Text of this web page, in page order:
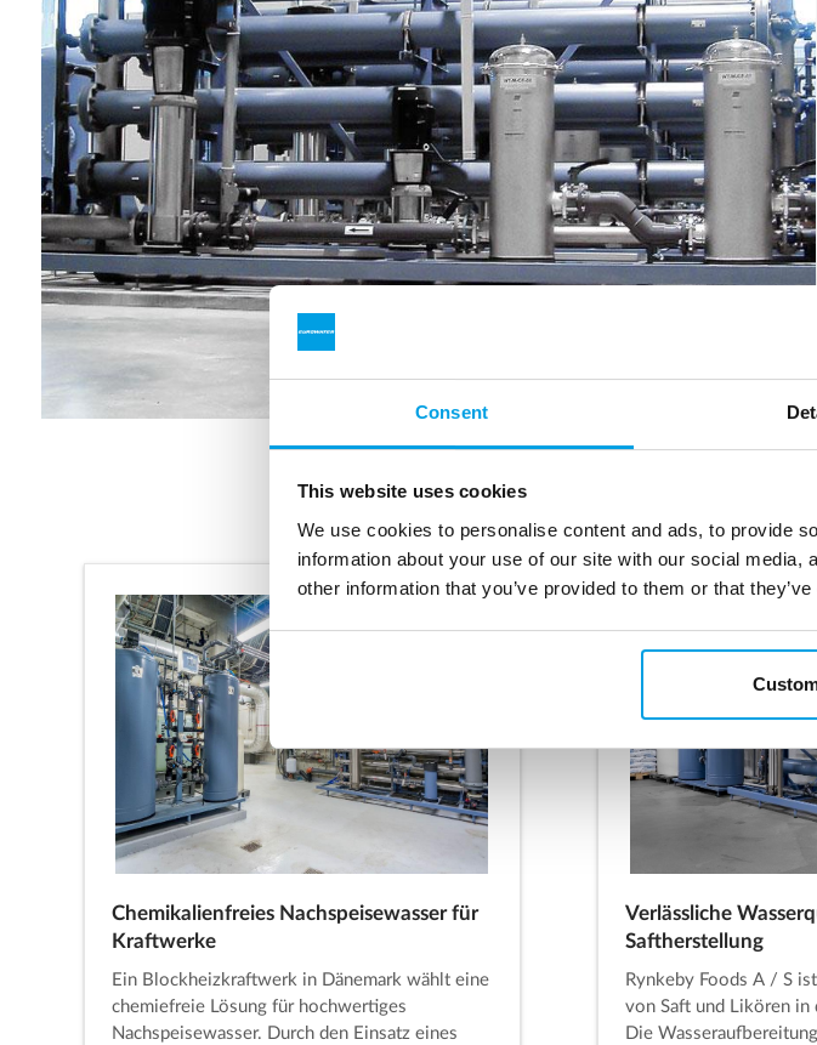
Consent
This website uses cookies
We use cookies to personalise content and ads, to provide
information about your use of our site with our social
other information that you’ve provided to them or that
Ausgewählte Referenzen zu
Chemikalienfreies Nachspeisewasser für
Kraftwerke
Ein Blockheizkraftwerk in Dänemark wählt eine
chemiefreie Lösung für hochwertiges
Nachspeisewasser. Durch den Einsatz eines
Verlässliche
Saftherstellung
Rynkeby Foods A / S
von Saft und Likören in
Die